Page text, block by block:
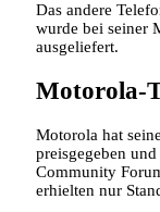
Das andere
wurde bei seiner
ausgeliefert.
Motorola-
Motorola hat
preisgegeben
Community
erhielten nur